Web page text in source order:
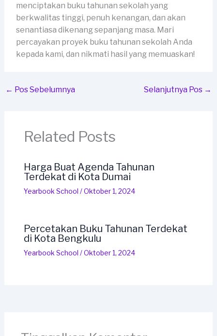
menciptakan buku tahunan sekolah yang
berkwalitas tinggi, penuh kenangan, dan akan
senantiasa dikenang sepanjang masa. Mari
percayakan proyek buku tahunan sekolah Anda
kepada kami, dan nikmati hasil yang memuaskan!
← Pos Sebelumnya Selanjutnya Pos →
Related Posts
Harga Buat Agenda Tahunan
Terdekat di Kota Dumai
Yearbook School /Oktober 1, 2024
Percetakan Buku Tahunan Terdekat
di Kota Bengkulu
Yearbook School /Oktober 1, 2024